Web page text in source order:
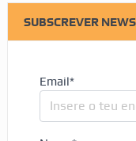
SUBSCREVER
Email*